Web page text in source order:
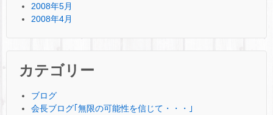
2008年5月
2008年4月
カテゴリー
ブログ
会長ブログ｢無限の可能性を信じて・・・｣